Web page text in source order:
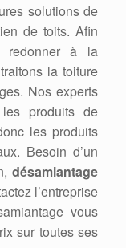
solutions de
de toits. Afin
redonner à la
la toiture
Nos experts
produits de
les produits
Besoin d’un
désamiantage
l’entreprise
vous
sur toutes ses